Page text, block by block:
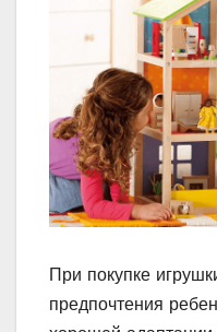
При покупке
предпочтения